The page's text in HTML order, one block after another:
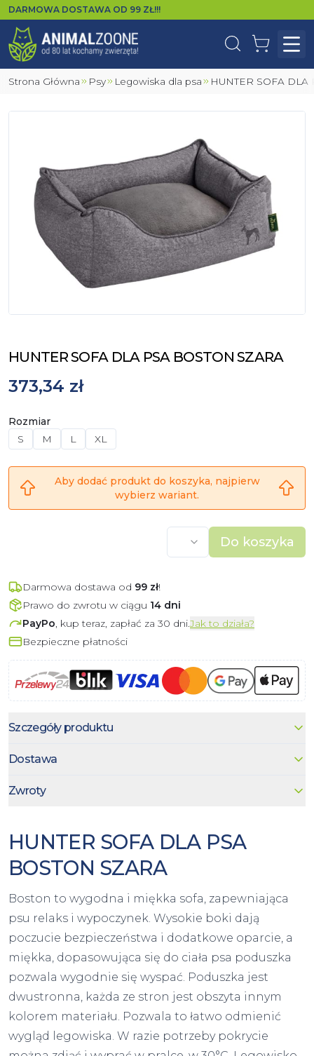
DARMOWA DOSTAWA OD 99 ZŁ!!!
WyszukajKoszyk
Strona Główna Psy Legowiska dla psa HUNTER SOFA
HUNTER SOFA DLA PSA BOSTON SZARA
373,34 zł
Rozmiar
S
M L XL
Aby dodać produkt do koszyka, najpierw
wybierz wariant.
Do koszyka
Darmowa dostawa od 99 zł!
Prawo do zwrotu w ciągu 14 dni
PayPo, kup teraz, zapłać za 30 dni.Jak to działa?
Bezpieczne płatności
Szczegóły produktu
Dostawa
Zwroty
HUNTER SOFA DLA PSA
BOSTON SZARA
Boston to wygodna i miękka sofa, zapewniająca
psu relaks i wypoczynek. Wysokie boki dają
poczucie bezpieczeństwa i dodatkowe oparcie, a
miękka, dopasowująca się do ciała psa poduszka
pozwala wygodnie się wyspać. Poduszka jest
dwustronna, każda ze stron jest obszyta innym
kolorem materiału. Pozwala to łatwo odmienić
wygląd legowiska. W razie potrzeby pokrycie